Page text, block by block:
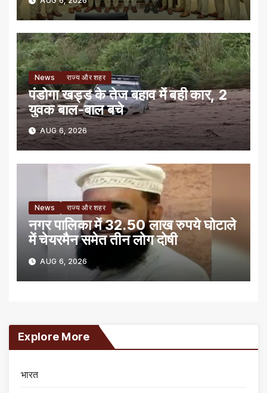
News राज्य और शहर
पंडोगा खड्ड के तेज बहाव में बही कार, 2
युवक बाल-बाल बचे
AUG 6, 2026
News राज्य और शहर
नगर पालिका में 32.50 लाख रुपये घोटाले
में चेयरमैन समेत तीन लोग दोषी
AUG 6, 2026
Explore More
भारत